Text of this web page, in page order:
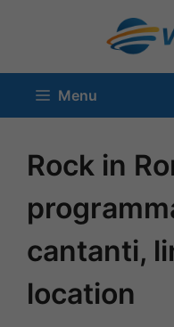
contenuto
Menu
Rock in
cantanti,
location